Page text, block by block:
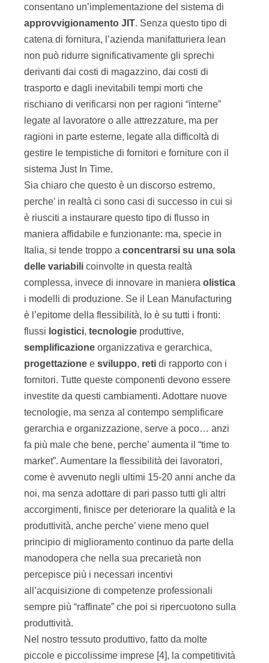
consentano un’implementazione del sistema di
approvvigionamento JIT. Senza questo tipo di
catena di fornitura, l’azienda manifatturiera lean
non può ridurre significativamente gli sprechi
derivanti dai costi di magazzino, dai costi di
trasporto e dagli inevitabili tempi morti che
rischiano di verificarsi non per ragioni “interne”
legate al lavoratore o alle attrezzature, ma per
ragioni in parte esterne, legate alla difficoltà di
gestire le tempistiche di fornitori e forniture con il
sistema Just In Time.
Sia chiaro che questo è un discorso estremo,
perche’ in realtà ci sono casi di successo in cui si
è riusciti a instaurare questo tipo di flusso in
maniera affidabile e funzionante: ma, specie in
Italia, si tende troppo a concentrarsi su una sola
delle variabili coinvolte in questa realtà
complessa, invece di innovare in maniera olistica
i modelli di produzione. Se il Lean Manufacturing
è l’epitome della flessibilità, lo è su tutti i fronti:
flussi logistici, tecnologie produttive,
semplificazione organizzativa e gerarchica,
progettazione e sviluppo, reti di rapporto con i
fornitori. Tutte queste componenti devono essere
investite da questi cambiamenti. Adottare nuove
tecnologie, ma senza al contempo semplificare
gerarchia e organizzazione, serve a poco… anzi
fa più male che bene, perche’ aumenta il “time to
market”. Aumentare la flessibilità dei lavoratori,
come è avvenuto negli ultimi 15-20 anni anche da
noi, ma senza adottare di pari passo tutti gli altri
accorgimenti, finisce per deteriorare la qualità e la
produttività, anche perche’ viene meno quel
principio di miglioramento continuo da parte della
manodopera che nella sua precarietà non
percepisce più i necessari incentivi
all’acquisizione di competenze professionali
sempre più “raffinate” che poi si ripercuotono sulla
produttività.
Nel nostro tessuto produttivo, fatto da molte
piccole e piccolissime imprese [4], la competitività